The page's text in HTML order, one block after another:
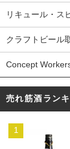
リキュール・ス
クラフトビール
Concept
売れ筋酒ラン
1